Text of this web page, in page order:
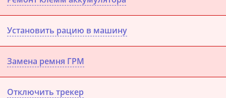
Установить рацию в машину
Замена ремня ГРМ
Отключить трекер